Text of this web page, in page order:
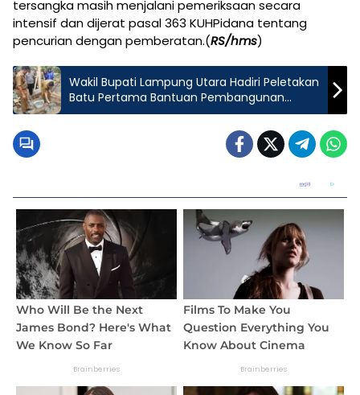
tersangka masih menjalani pemeriksaan secara
intensif dan dijerat pasal 363 KUHPidana tentang
pencurian dengan pemberatan.(RS/hms)
Wakil Bupati Lampung Utara Hadiri Peletakan
Batu Pertama Bantuan Pembangunan
Bedah Rumah di Kecamatan Abung Timur